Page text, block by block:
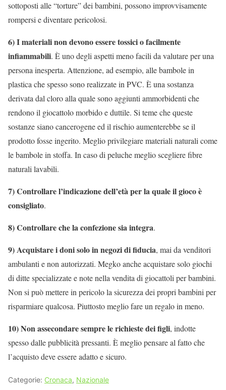
sottoposti alle “torture” dei bambini, possono improvvisamente
rompersi e diventare pericolosi.
6) I materiali non devono essere tossici o facilmente
infiammabili. È uno degli aspetti meno facili da valutare per una
persona inesperta. Attenzione, ad esempio, alle bambole in
plastica che spesso sono realizzate in PVC. È una sostanza
derivata dal cloro alla quale sono aggiunti ammorbidenti che
rendono il giocattolo morbido e duttile. Si teme che queste
sostanze siano cancerogene ed il rischio aumenterebbe se il
prodotto fosse ingerito. Meglio privilegiare materiali naturali come
le bambole in stoffa. In caso di peluche meglio scegliere fibre
naturali lavabili.
7) Controllare l’indicazione dell’età per la quale il gioco è
consigliato.
8) Controllare che la confezione sia integra.
9) Acquistare i doni solo in negozi di fiducia, mai da venditori
ambulanti e non autorizzati. Megko anche acquistare solo giochi
di ditte specializzate e note nella vendita di giocattoli per bambini.
Non si può mettere in pericolo la sicurezza dei propri bambini per
risparmiare qualcosa. Piuttosto meglio fare un regalo in meno.
10) Non assecondare sempre le richieste dei figli, indotte
spesso dalle pubblicità pressanti. È meglio pensare al fatto che
l’acquisto deve essere adatto e sicuro.
Categorie: Cronaca, Nazionale